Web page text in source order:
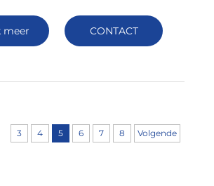
meer CONTACT
3 4 5 6 7 8 Volgende